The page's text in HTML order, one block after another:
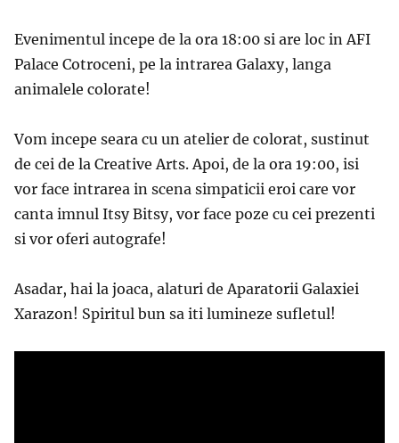
Evenimentul incepe de la ora 18:00 si are loc in AFI
Palace Cotroceni, pe la intrarea Galaxy, langa
animalele colorate!
Vom incepe seara cu un atelier de colorat, sustinut
de cei de la Creative Arts. Apoi, de la ora 19:00, isi
vor face intrarea in scena simpaticii eroi care vor
canta imnul Itsy Bitsy, vor face poze cu cei prezenti
si vor oferi autografe!
Asadar, hai la joaca, alaturi de Aparatorii Galaxiei
Xarazon! Spiritul bun sa iti lumineze sufletul!